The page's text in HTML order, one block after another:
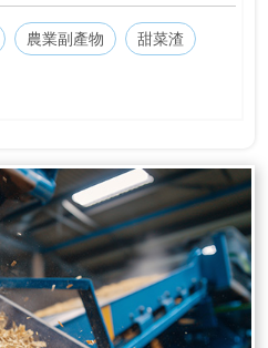
農業副產物 甜菜渣